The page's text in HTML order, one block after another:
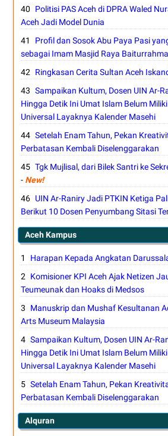
Politisi PAS Aceh di DPRA Waled
Aceh Jadi Model Dunia
Profil dan Sosok Abu Paya Pasi
sebagai Imam Masjid Raya
Ringkasan Cerita Sultan Aceh
Sampaikan Kultum, Dosen UIN Ar-
Hingga Detik Ini Umat Islam Belum
Universal Layaknya Kalender Masehi
Setelah Enam Tahun, Pekan
Perbatasan Kembali Diselenggarakan
Tgk Mujlisal, dari Bilek Santri ke
- New!
UIN Ar-Raniry Jadi PTKIN Ketiga
Berikut 10 Dosen Penyumbang Sitasi
Aceh Kampus
Harapan Kepada Angkatan
Komisioner KPI Aceh Ajak Netizen
Teumeunak dan Hoaks di Medsos
Manuskrip dan Mushaf Kesultanan
Arts Museum Malaysia
Sampaikan Kultum, Dosen UIN Ar-
Hingga Detik Ini Umat Islam Belum
Universal Layaknya Kalender Masehi
Setelah Enam Tahun, Pekan
Perbatasan Kembali Diselenggarakan
Alquran